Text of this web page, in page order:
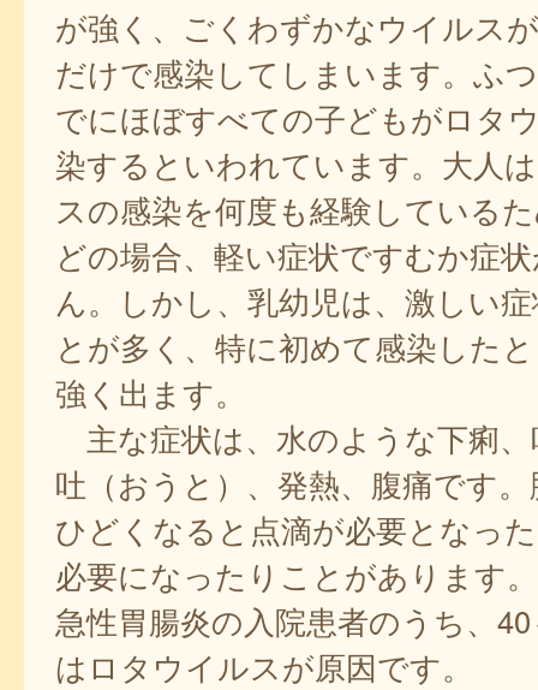
が強く、ごくわずかなウイルス
だけで感染してしまいます。ふ
でにほぼすべての子どもがロタ
染するといわれています。大人
スの感染を何度も経験している
どの場合、軽い症状ですむか症
ん。しかし、乳幼児は、激しい
とが多く、特に初めて感染した
強く出ます。
主な症状は、水のような下痢
吐（おうと）、発熱、腹痛です
ひどくなると点滴が必要となっ
必要になったりことがあります
急性胃腸炎の入院患者のうち、
はロタウイルスが原因です。